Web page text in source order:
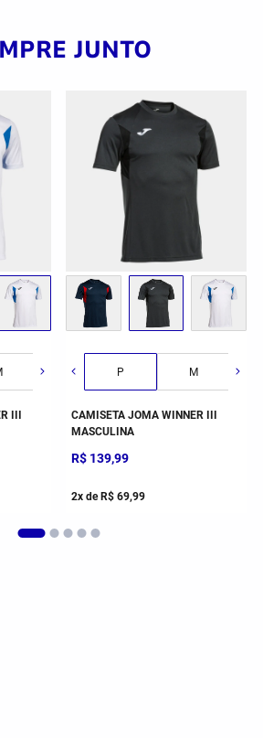
JUNTO
2GG/3G
G
III
P M
CAMISETA JOMA WINNER III
MASCULINA
R$ 139,99
2x de R$ 69,99